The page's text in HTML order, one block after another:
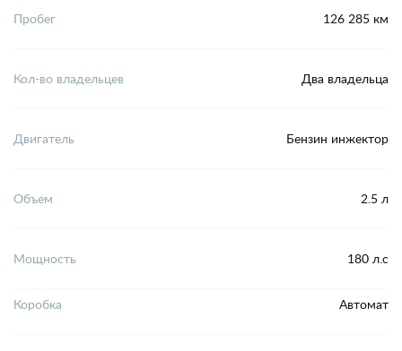
Пробег 126 285 км
Кол-во владельцев Два владельца
Двигатель Бензин инжектор
Объем 2.5 л
Мощность 180 л.с
Коробка Автомат